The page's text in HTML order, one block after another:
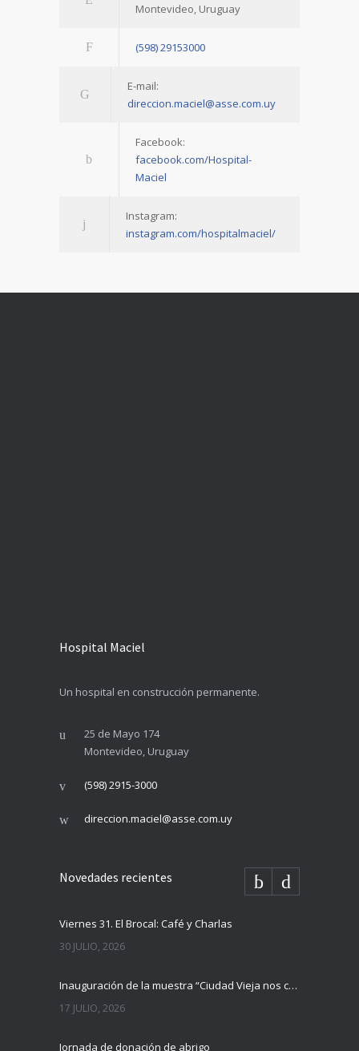
Montevideo, Uruguay
(598) 29153000
E-mail:
direccion.maciel@asse.com.uy
Facebook:
facebook.com/Hospital-
Maciel
Instagram:
instagram.com/hospitalmaciel/
Hospital Maciel
Un hospital en construcción permanente.
25 de Mayo 174
Montevideo, Uruguay
(598) 2915-3000
direccion.maciel@asse.com.uy
Novedades recientes
Viernes 31. El Brocal: Café y Charlas
30 JULIO, 2026
Inauguración de la muestra “Ciudad Vieja nos cuenta”
17 JULIO, 2026
Jornada de donación de abrigo